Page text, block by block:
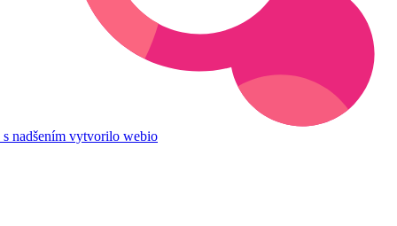
s nadšením vytvorilo webio